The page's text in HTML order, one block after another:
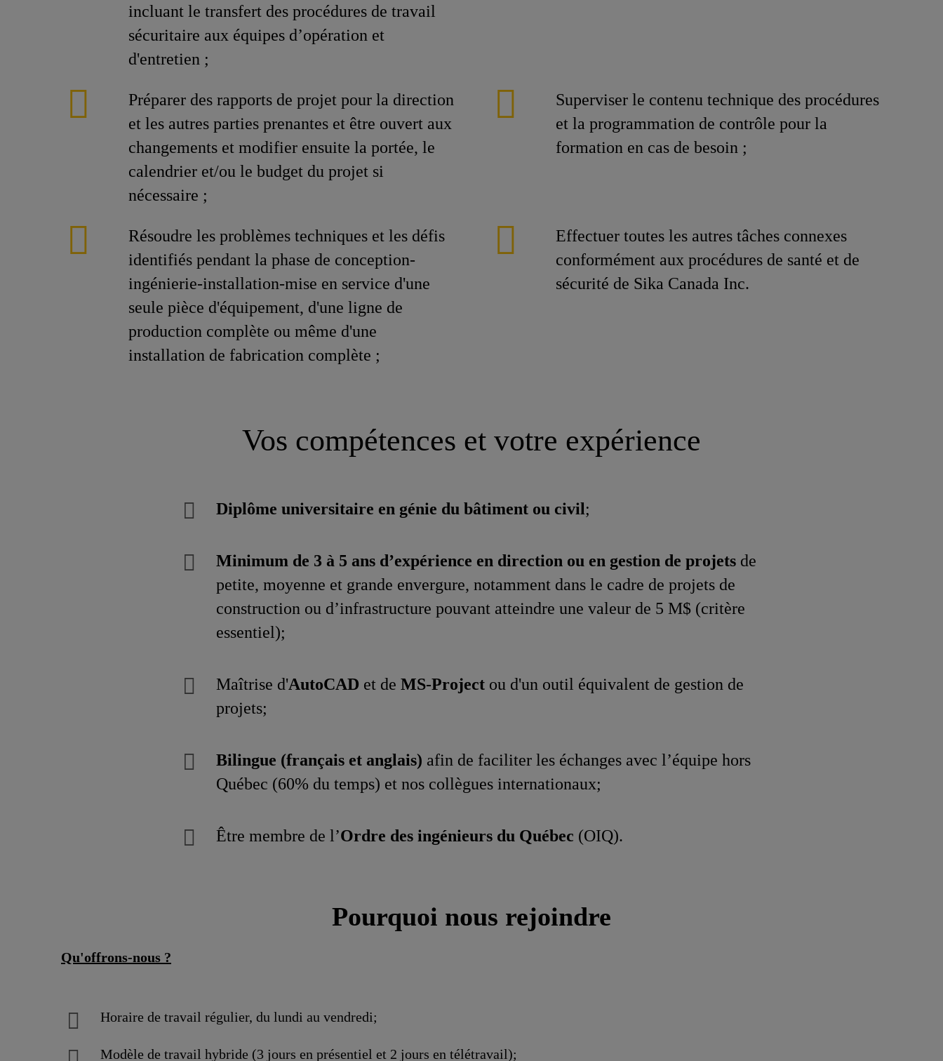
incluant le transfert des procédures de travail
sécuritaire aux équipes d’opération et
d'entretien ;
Préparer des rapports de projet pour la direction
et les autres parties prenantes et être ouvert aux
changements et modifier ensuite la portée, le
calendrier et/ou le budget du projet si
nécessaire ;
Superviser le contenu technique des procédures
et la programmation de contrôle pour la
formation en cas de besoin ;
Résoudre les problèmes techniques et les défis
identifiés pendant la phase de conception-
ingénierie-installation-mise en service d'une
seule pièce d'équipement, d'une ligne de
production complète ou même d'une
installation de fabrication complète ;
Effectuer toutes les autres tâches connexes
conformément aux procédures de santé et de
sécurité de Sika Canada Inc.
Vos compétences et votre expérience
Diplôme universitaire en génie du bâtiment ou civil;
Minimum de 3 à 5 ans d’expérience en direction ou en gestion de projets de
petite, moyenne et grande envergure, notamment dans le cadre de projets de
construction ou d’infrastructure pouvant atteindre une valeur de 5 M$ (critère
essentiel);
Maîtrise d'AutoCAD et de MS-Project ou d'un outil équivalent de gestion de
projets;
Bilingue (français et anglais) afin de faciliter les échanges avec l’équipe hors
Québec (60% du temps) et nos collègues internationaux;
Être membre de l’Ordre des ingénieurs du Québec (OIQ).
Pourquoi nous rejoindre
Qu'offrons-nous ?
Horaire de travail régulier, du lundi au vendredi;
Modèle de travail hybride (3 jours en présentiel et 2 jours en télétravail);